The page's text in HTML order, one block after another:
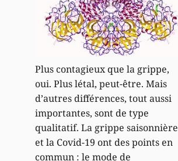
Plus contagieux que la grippe,
oui. Plus létal, peut-être. Mais
d’autres différences, tout aussi
importantes, sont de type
qualitatif. La grippe saisonnière
et la Covid-19 ont des points en
commun : le mode de